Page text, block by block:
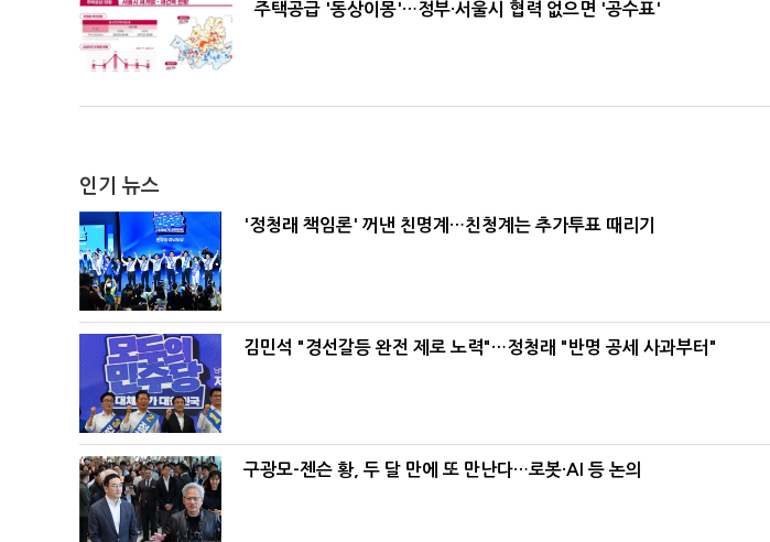
주택공급 '동상이몽'…정부·서울시 협력 없으면 '공수표'
인기 뉴스
'정청래 책임론' 꺼낸 친명계…친청계는 추가투표 때리기
김민석 "경선갈등 완전 제로 노력"…정청래 "반명 공세 사과부터"
구광모-젠슨 황, 두 달 만에 또 만난다…로봇·AI 등 논의